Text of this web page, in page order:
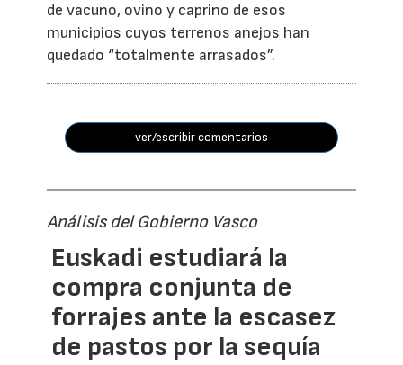
de vacuno, ovino y caprino de esos
municipios cuyos terrenos anejos han
quedado “totalmente arrasados”.
ver/escribir comentarios
Análisis del Gobierno Vasco
Euskadi estudiará la
compra conjunta de
forrajes ante la escasez
de pastos por la sequía